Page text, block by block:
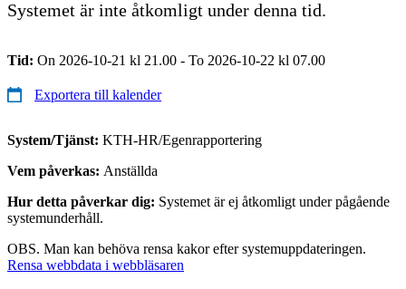
Systemet är inte åtkomligt under denna tid.
Tid: On 2026-10-21 kl 21.00 - To 2026-10-22 kl 07.00
Exportera till kalender
System/Tjänst: KTH-HR/Egenrapportering
Vem påverkas: Anställda
Hur detta påverkar dig: Systemet är ej åtkomligt under pågående
systemunderhåll.
OBS. Man kan behöva rensa kakor efter systemuppdateringen.
Rensa webbdata i webbläsaren